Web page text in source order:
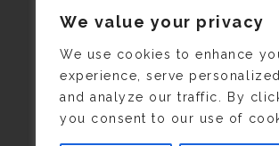
We value your privacy
We use cookies to enhance
experience, serve
and analyze our traffic. By
you consent to our use of
JE M’APPELLE DELPHINE
C’EST ©CAMILLE COLLIN
PRIS CETTE PHOTO !